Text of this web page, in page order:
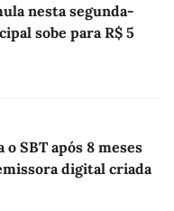
nesta segunda-
sobe para R$ 5
SBT após 8 meses
digital criada